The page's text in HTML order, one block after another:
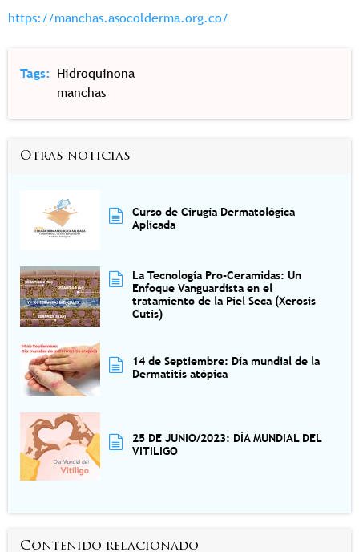
https://manchas.asocolderma.org.co/
Tags
Hidroquinona
manchas
Otras noticias
Curso de Cirugía Dermatológica
Aplicada
La Tecnología Pro-Ceramidas: Un
Enfoque Vanguardista en el
tratamiento de la Piel Seca (Xerosis
Cutis)
14 de Septiembre: Día mundial de la
Dermatitis atópica
25 DE JUNIO/2023: DÍA MUNDIAL DEL
VITILIGO
Contenido relacionado